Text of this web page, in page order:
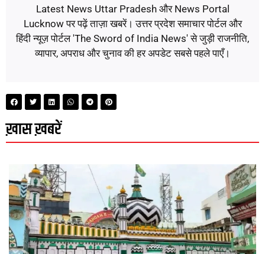
Latest News Uttar Pradesh और News Portal
Lucknow पर पढ़ें ताज़ा खबरें। उत्तर प्रदेश समाचार पोर्टल और
हिंदी न्यूज़ पोर्टल 'The Sword of India News' से जुड़ी राजनीति,
व्यापार, अपराध और चुनाव की हर अपडेट सबसे पहले पाएँ।
ख़ास ख़बरें